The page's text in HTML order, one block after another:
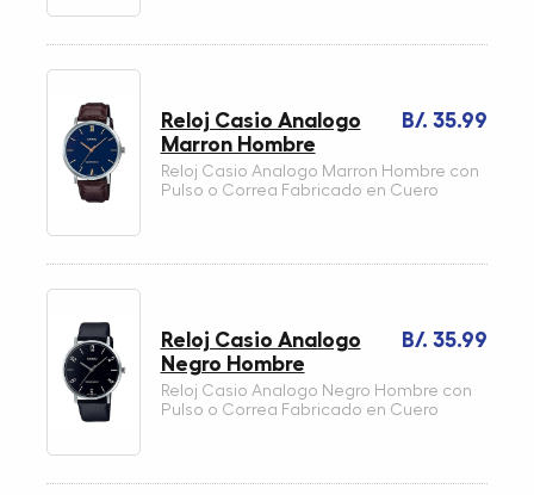
B/. 35.99
Reloj Casio Analogo
Marron Hombre
Reloj Casio Analogo Marron Hombre con
Pulso o Correa Fabricado en Cuero
B/. 35.99
Reloj Casio Analogo
Negro Hombre
Reloj Casio Analogo Negro Hombre con
Pulso o Correa Fabricado en Cuero